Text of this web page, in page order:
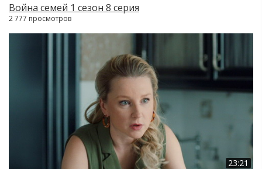
Война семей 1 сезон 8 серия
2 777 просмотров
23:21